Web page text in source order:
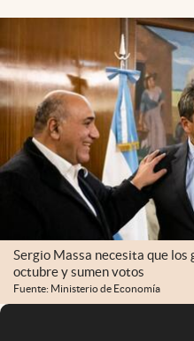
Mundial 2026
Eventos Corporativos
El Cronista Studio
Mediakit
abre en nueva pestaña
Argentina
Sergio Massa necesita que los
octubre y sumen votos
Fuente: Ministerio de Economía